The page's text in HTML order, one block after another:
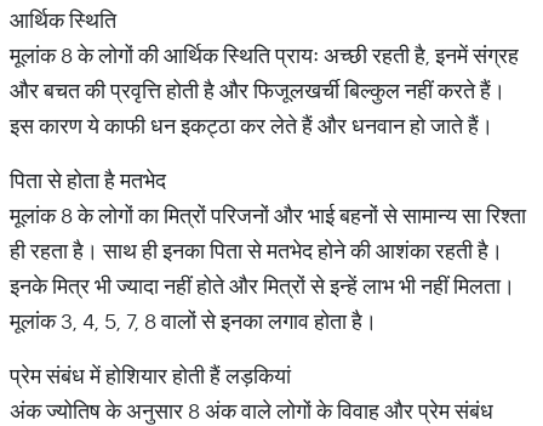
आर्थिक स्थिति
मूलांक 8 के लोगों की आर्थिक स्थिति प्रायः अच्छी रहती है, इनमें संग्रह
और बचत की प्रवृत्ति होती है और फिजूलखर्ची बिल्कुल नहीं करते हैं।
इस कारण ये काफी धन इकट्ठा कर लेते हैं और धनवान हो जाते हैं।
पिता से होता है मतभेद
मूलांक 8 के लोगों का मित्रों परिजनों और भाई बहनों से सामान्य सा रिश्ता
ही रहता है। साथ ही इनका पिता से मतभेद होने की आशंका रहती है।
इनके मित्र भी ज्यादा नहीं होते और मित्रों से इन्हें लाभ भी नहीं मिलता।
मूलांक 3, 4, 5, 7, 8 वालों से इनका लगाव होता है।
प्रेम संबंध में होशियार होती हैं लड़कियां
अंक ज्योतिष के अनुसार 8 अंक वाले लोगों के विवाह और प्रेम संबंध